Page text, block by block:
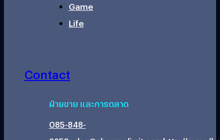
Game
Life
Contact
ฝ่ายขาย และการตลาด
085-848-